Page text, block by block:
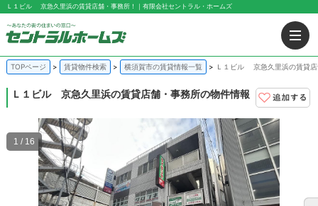
Ｌ１ビル 京急久里浜の賃貸店舗・事務所！｜有限会社セントラル・ホームズ
TOPページ 賃貸物件検索 横須賀市の賃貸情報一覧 Ｌ１ビル 京急久里浜の賃貸店
Ｌ１ビル 京急久里浜の賃貸店舗・事務所の物件情報
1 / 16